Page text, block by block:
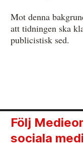
Mot denna
att tidningen ska
publicistisk sed.
Följ
sociala